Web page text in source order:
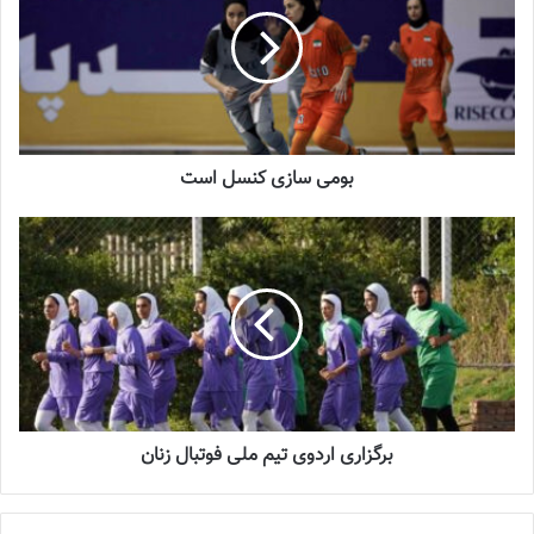
شماره 1054 روزنامه فوتبالز منتشر شد
2023-12-25
شماره 900 روزنامه فوتبالز منتشر شد
2023-06-14
شماره 918 روزنامه فوتبالز منتشر شد
2023-07-07
نبازید تا تاریخ‌ساز شوید!
خاتون ایران بعد از کسب پیروزی برابر آرتی‌سی بوتان، حالا باید روز شنبه
(دهم شهریورماه) از ساعت 15:30 به وقت تهران در ورزشگاه چانگ
لیمیتانگ شهر تیمفو کشور بوتان، به مصاف کیچه هنگ‌کنگ برود. با توجه
بومی سازی کنسل است
برگزاری اردوی تیم ملی فوتبال زنان